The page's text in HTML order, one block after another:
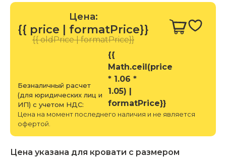
Цена:
{{ price | formatPrice}}
{{ oldPrice | formatPrice}}
Безналичный расчет
(для юридических лиц и
ИП) с учетом НДС:
{{
Math.ceil(price
* 1.06 *
1.05) |
formatPrice}}
Цена на момент последнего наличия и не является
офертой.
Цена указана для кровати с размером